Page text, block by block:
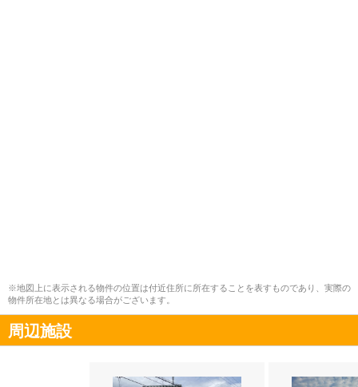
※地図上に表示される物件の位置は付近住所に所在することを表すものであり、実際の
物件所在地とは異なる場合がございます。
周辺施設